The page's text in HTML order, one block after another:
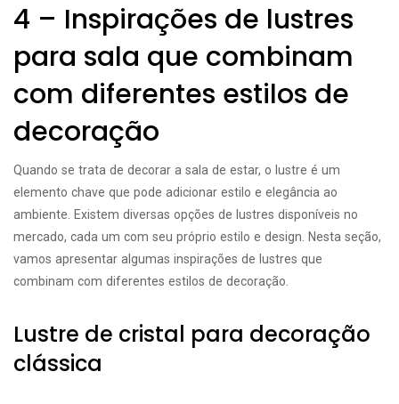
4 – Inspirações de lustres
para sala que combinam
com diferentes estilos de
decoração
Quando se trata de decorar a sala de estar, o lustre é um
elemento chave que pode adicionar estilo e elegância ao
ambiente. Existem diversas opções de lustres disponíveis no
mercado, cada um com seu próprio estilo e design. Nesta seção,
vamos apresentar algumas inspirações de lustres que
combinam com diferentes estilos de decoração.
Lustre de cristal para decoração
clássica